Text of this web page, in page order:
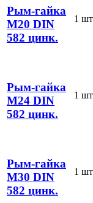
Рым-гайка
М20 DIN
582 цинк.
1
Рым-гайка
М24 DIN
582 цинк.
1
Рым-гайка
М30 DIN
582 цинк.
1